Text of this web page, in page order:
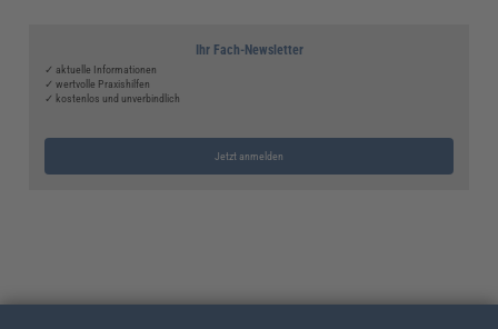
Ihr Fach-Newsletter
✓ aktuelle Informationen
✓ wertvolle Praxishilfen
✓ kostenlos und unverbindlich
Jetzt anmelden